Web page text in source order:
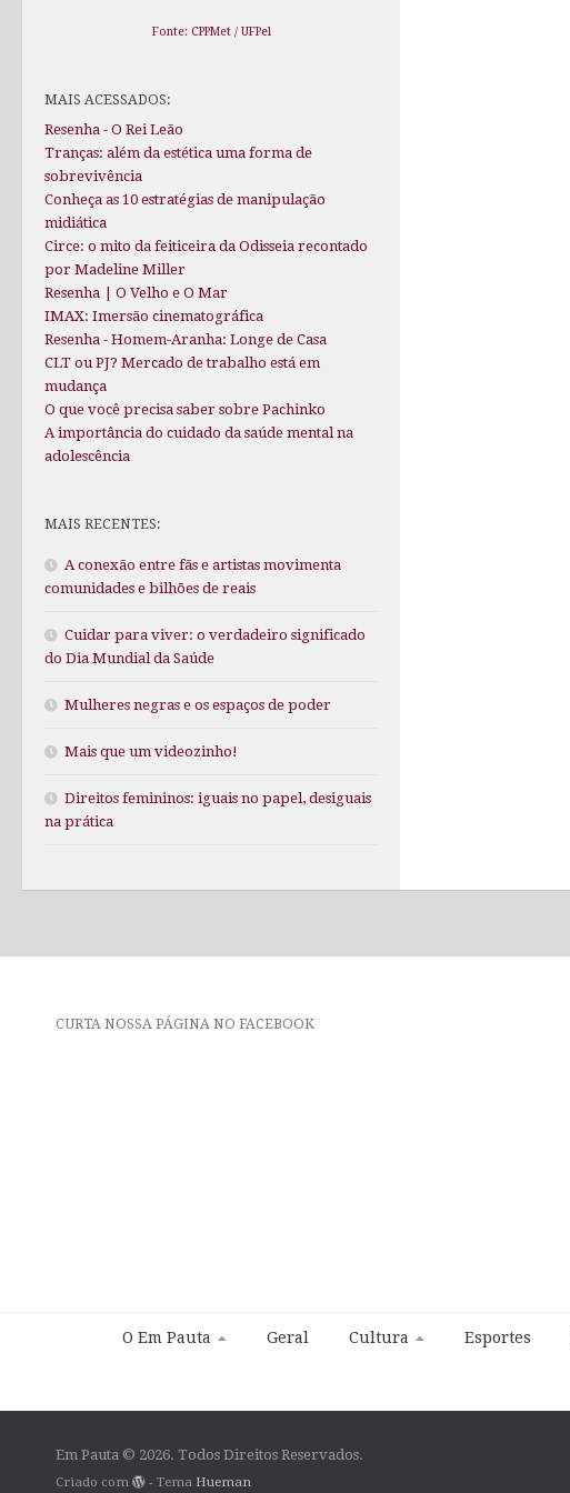
Fonte: CPPMet / UFPel
MAIS ACESSADOS:
Resenha - O Rei Leão
Tranças: além da estética uma forma de
sobrevivência
Conheça as 10 estratégias de manipulação
midiática
Circe: o mito da feiticeira da Odisseia recontado
por Madeline Miller
Resenha | O Velho e O Mar
IMAX: Imersão cinematográfica
Resenha - Homem-Aranha: Longe de Casa
CLT ou PJ? Mercado de trabalho está em
mudança
O que você precisa saber sobre Pachinko
A importância do cuidado da saúde mental na
adolescência
MAIS RECENTES:
A conexão entre fãs e artistas movimenta
comunidades e bilhões de reais
Cuidar para viver: o verdadeiro significado
do Dia Mundial da Saúde
Mulheres negras e os espaços de poder
Mais que um videozinho!
Direitos femininos: iguais no papel, desiguais
na prática
CURTA NOSSA PÁGINA NO FACEBOOK
O Em Pauta Geral Cultura Esportes
Em Pauta © 2026. Todos Direitos Reservados.
Criado com - Tema Hueman